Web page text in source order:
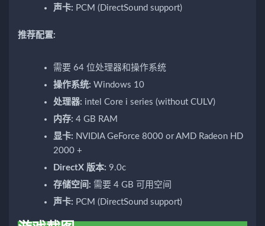
声卡: PCM (DirectSound support)
推荐配置:
需要 64 位处理器和操作系统
操作系统: Windows 10
处理器: intel Core i series (without CULV)
内存: 4 GB RAM
显卡: NVIDIA GeForce 8000 or AMD Radeon HD
2000 +
DirectX 版本: 9.0c
存储空间: 需要 4 GB 可用空间
声卡: PCM (DirectSound support)